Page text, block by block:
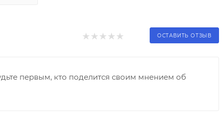
ОСТАВИТЬ ОТЗЫВ
первым, кто поделится своим мнением об